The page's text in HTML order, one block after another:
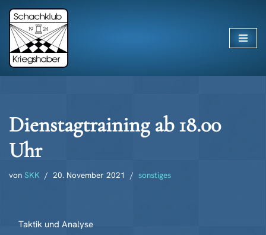
Zum
Inhalt
springen
Dienstagtraining ab 18.00
Uhr
von SKK 20. November 2021 sonstiges
Taktik und Analyse